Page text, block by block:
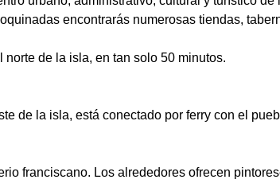
encontrarás numerosas tiendas,
de la isla, en tan solo 50 minutos.
de la isla, está conectado por ferry con el
franciscano. Los alrededores ofrecen